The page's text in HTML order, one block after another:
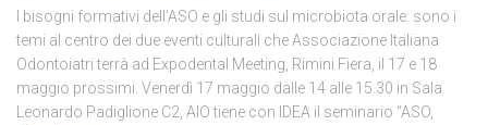
I bisogni formativi dell’ASO e gli studi sul microbiota orale: sono i
temi al centro dei due eventi culturali che Associazione Italiana
Odontoiatri terrà ad Expodental Meeting, Rimini Fiera, il 17 e 18
maggio prossimi. Venerdì 17 maggio dalle 14 alle 15.30 in Sala
Leonardo Padiglione C2, AIO tiene con IDEA il seminario “ASO,